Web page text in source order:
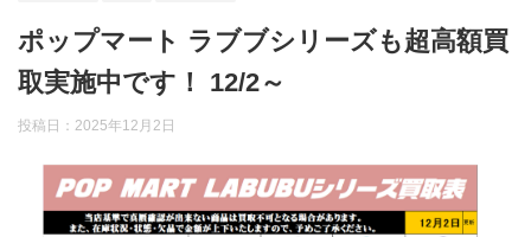
ポップマート ラブブシリーズも超高額買
取実施中です！ 12/2～
投稿日： 2025年12月2日